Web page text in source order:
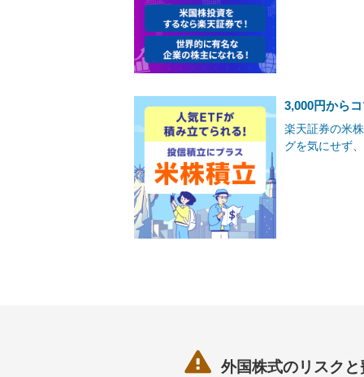
3,000円から
楽天証券の米
グを気にせず
 外国株式のリスク